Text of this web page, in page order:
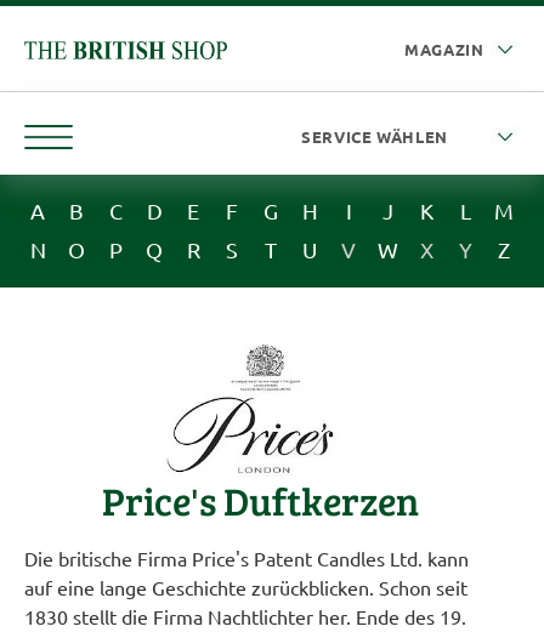
A B C D E F G H I J K L
M
N
O P Q R S T U V W X Y Z
Price's Duftkerzen
Die britische Firma Price's Patent Candles Ltd. kann
auf eine lange Geschichte zurückblicken. Schon seit
1830 stellt die Firma Nachtlichter her. Ende des 19.